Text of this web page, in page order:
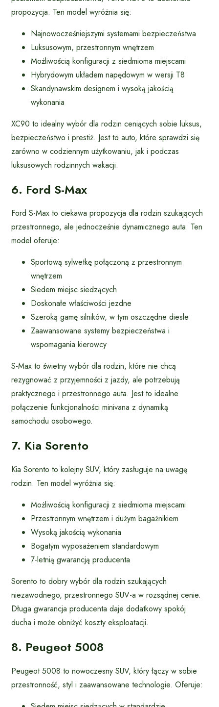
propozycja. Ten model wyróżnia się:
Najnowocześniejszymi systemami bezpieczeństwa
Luksusowym, przestronnym wnętrzem
Możliwością konfiguracji z siedmioma miejscami
Hybrydowym układem napędowym w wersji T8
Skandynawskim designem i wysoką jakością
wykonania
XC90 to idealny wybór dla rodzin ceniących sobie luksus,
bezpieczeństwo i prestiż. Jest to auto, które sprawdzi się
zarówno w codziennym użytkowaniu, jak i podczas
luksusowych rodzinnych wakacji.
6. Ford S-Max
Ford S-Max to ciekawa propozycja dla rodzin szukających
przestronnego, ale jednocześnie dynamicznego auta. Ten
model oferuje:
Sportową sylwetkę połączoną z przestronnym
wnętrzem
Siedem miejsc siedzących
Doskonałe właściwości jezdne
Szeroką gamę silników, w tym oszczędne diesle
Zaawansowane systemy bezpieczeństwa i
wspomagania kierowcy
S-Max to świetny wybór dla rodzin, które nie chcą
rezygnować z przyjemności z jazdy, ale potrzebują
praktycznego i przestronnego auta. Jest to idealne
połączenie funkcjonalności minivana z dynamiką
samochodu osobowego.
7. Kia Sorento
Kia Sorento to kolejny SUV, który zasługuje na uwagę
rodzin. Ten model wyróżnia się:
Możliwością konfiguracji z siedmioma miejscami
Przestronnym wnętrzem i dużym bagażnikiem
Wysoką jakością wykonania
Bogatym wyposażeniem standardowym
7-letnią gwarancją producenta
Sorento to dobry wybór dla rodzin szukających
niezawodnego, przestronnego SUV-a w rozsądnej cenie.
Długa gwarancja producenta daje dodatkowy spokój
ducha i może obniżyć koszty eksploatacji.
8. Peugeot 5008
Peugeot 5008 to nowoczesny SUV, który łączy w sobie
przestronność, styl i zaawansowane technologie. Oferuje: